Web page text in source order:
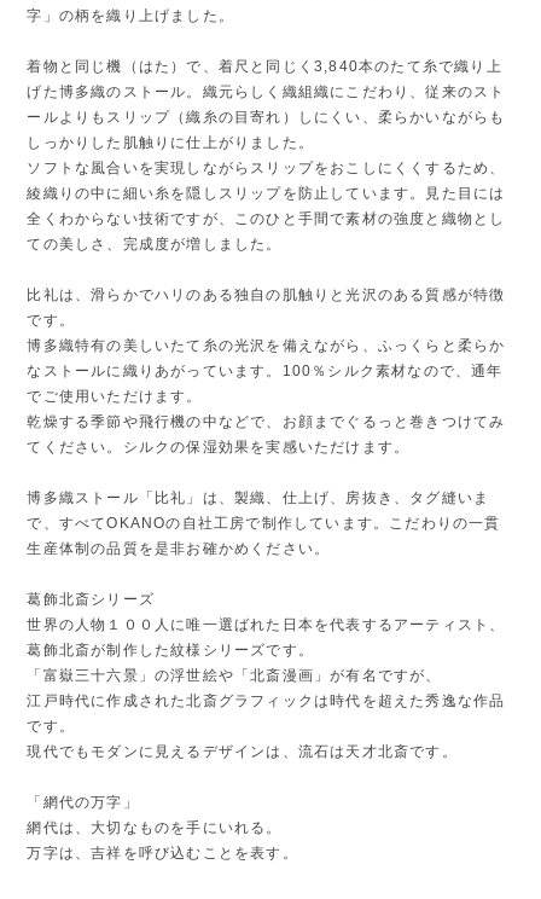
字」の柄を織り上げました。
着物と同じ機（はた）で、着尺と同じく3,840本のたて糸で織り上
げた博多織のストール。織元らしく織組織にこだわり、従来のスト
ールよりもスリップ（織糸の目寄れ）しにくい、柔らかいながらも
しっかりした肌触りに仕上がりました。
ソフトな風合いを実現しながらスリップをおこしにくくするため、
綾織りの中に細い糸を隠しスリップを防止しています。見た目には
全くわからない技術ですが、このひと手間で素材の強度と織物とし
ての美しさ、完成度が増しました。
比礼は、滑らかでハリのある独自の肌触りと光沢のある質感が特徴
です。
博多織特有の美しいたて糸の光沢を備えながら、ふっくらと柔らか
なストールに織りあがっています。100％シルク素材なので、通年
でご使用いただけます。
乾燥する季節や飛行機の中などで、お顔までぐるっと巻きつけてみ
てください。シルクの保湿効果を実感いただけます。
博多織ストール「比礼」は、製織、仕上げ、房抜き、タグ縫いま
で、すべてOKANOの自社工房で制作しています。こだわりの一貫
生産体制の品質を是非お確かめください。
葛飾北斎シリーズ
世界の人物１００人に唯一選ばれた日本を代表するアーティスト、
葛飾北斎が制作した紋様シリーズです。
「富嶽三十六景」の浮世絵や「北斎漫画」が有名ですが、
江戸時代に作成された北斎グラフィックは時代を超えた秀逸な作品
です。
現代でもモダンに見えるデザインは、流石は天才北斎です。
「網代の万字」
網代は、大切なものを手にいれる。
万字は、吉祥を呼び込むことを表す。